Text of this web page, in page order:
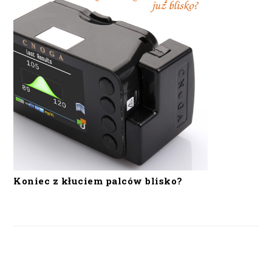
Koniec z kłuciem palców blisko?